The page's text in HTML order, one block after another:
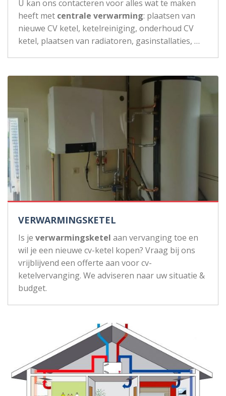
U kan ons contacteren voor alles wat te maken
heeft met centrale verwarming: plaatsen van
nieuwe CV ketel, ketelreiniging, onderhoud CV
ketel, plaatsen van radiatoren, gasinstallaties, …
VERWARMINGSKETEL
Is je verwarmingsketel aan vervanging toe en
wil je een nieuwe cv-ketel kopen? Vraag bij ons
vrijblijvend een offerte aan voor cv-
ketelvervanging. We adviseren naar uw situatie &
budget.